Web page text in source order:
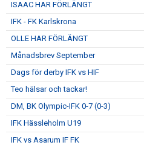
ISAAC HAR FÖRLÄNGT
IFK - FK Karlskrona
OLLE HAR FÖRLÄNGT
Månadsbrev September
Dags för derby IFK vs HIF
Teo hälsar och tackar!
DM, BK Olympic-IFK 0-7 (0-3)
IFK Hässleholm U19
IFK vs Asarum IF FK